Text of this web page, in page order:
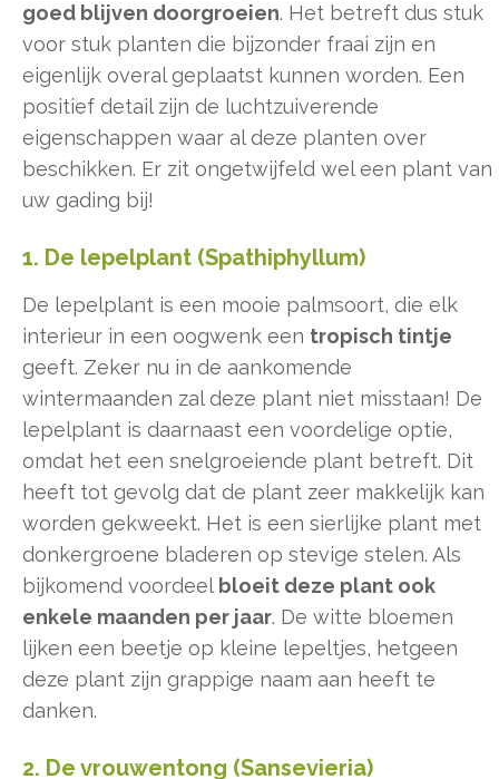
goed blijven doorgroeien. Het betreft dus stuk
voor stuk planten die bijzonder fraai zijn en
eigenlijk overal geplaatst kunnen worden. Een
positief detail zijn de luchtzuiverende
eigenschappen waar al deze planten over
beschikken. Er zit ongetwijfeld wel een plant van
uw gading bij!
1. De lepelplant (Spathiphyllum)
De lepelplant is een mooie palmsoort, die elk
interieur in een oogwenk een tropisch tintje
geeft. Zeker nu in de aankomende
wintermaanden zal deze plant niet misstaan! De
lepelplant is daarnaast een voordelige optie,
omdat het een snelgroeiende plant betreft. Dit
heeft tot gevolg dat de plant zeer makkelijk kan
worden gekweekt. Het is een sierlijke plant met
donkergroene bladeren op stevige stelen. Als
bijkomend voordeel bloeit deze plant ook
enkele maanden per jaar. De witte bloemen
lijken een beetje op kleine lepeltjes, hetgeen
deze plant zijn grappige naam aan heeft te
danken.
2. De vrouwentong (Sansevieria)